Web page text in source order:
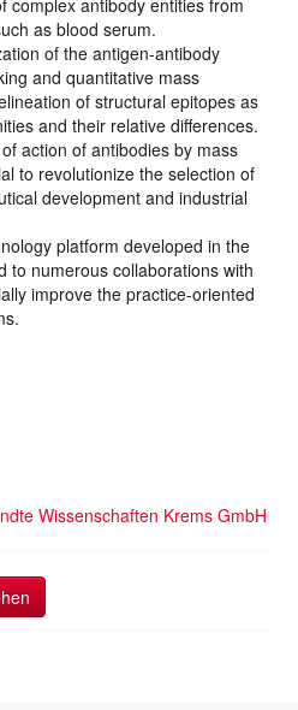
complex antibody entities from
as blood serum.
of the antigen-antibody
and quantitative mass
of structural epitopes as
and their relative differences.
action of antibodies by mass
to revolutionize the selection of
development and industrial
platform developed in the
to numerous collaborations with
improve the practice-oriented
Wissenschaften Krems GmbH